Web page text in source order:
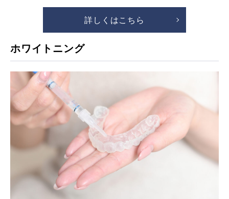
詳しくはこちら
ホワイトニング